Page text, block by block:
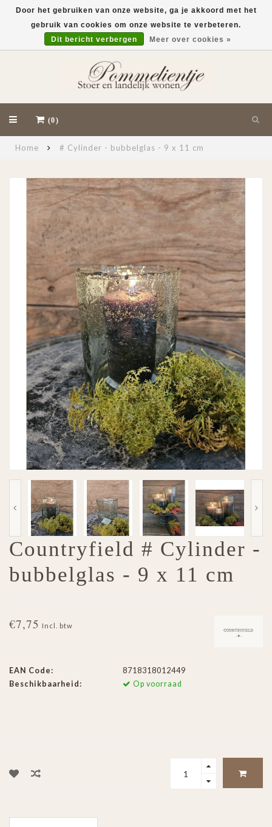
(0)
Home # Cylinder - bubbelglas - 9 x 11 cm
Countryfield # Cylinder -
bubbelglas - 9 x 11 cm
€7,75 Incl. btw
EAN Code:
8718318012449
Beschikbaarheid:
Op voorraad
Door het gebruiken van onze website, ga je akkoord met het
gebruik van cookies om onze website te verbeteren.
Dit bericht verbergen
Meer over cookies »